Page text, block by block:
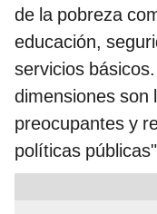
de la pobreza
educación,
servicios
dimensiones son
preocupantes y
políticas